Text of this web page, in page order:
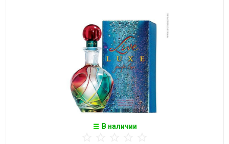
В наличии